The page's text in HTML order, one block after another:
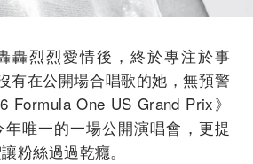
轟烈烈愛情後，終於專注於事
有在公開場合唱歌的她，無預警
Formula One US Grand Prix》
唯一的一場公開演唱會，更提
粉絲過過乾癮。